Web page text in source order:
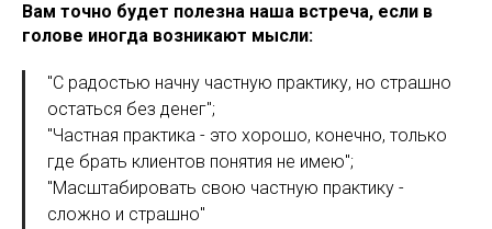
Вам точно будет полезна наша встреча, если в
голове иногда возникают мысли:
"С радостью начну частную практику, но страшно
остаться без денег";
"Частная практика - это хорошо, конечно, только
где брать клиентов понятия не имею";
"Масштабировать свою частную практику -
сложно и страшно"